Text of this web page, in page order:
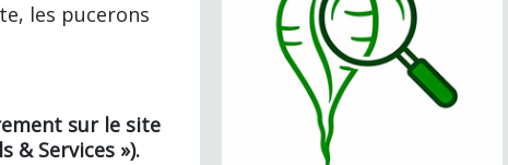
les pucerons
sur le site
& Services »).